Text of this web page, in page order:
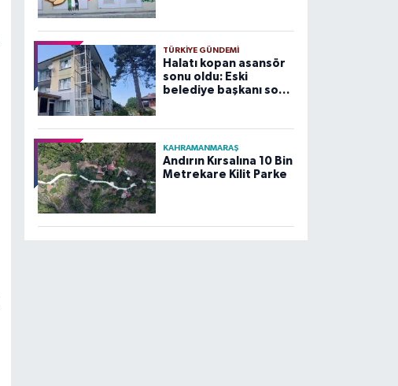
TÜRKIYE GÜNDEMI
Halatı kopan asansör
sonu oldu: Eski
belediye başkanı son
KAHRAMANMARAŞ
Andırın Kırsalına 10 Bin
Metrekare Kilit Parke